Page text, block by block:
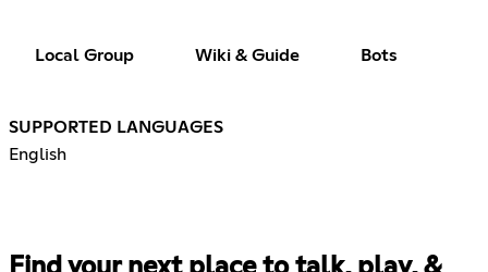
Local Group Wiki & Guide Bots
SUPPORTED LANGUAGES
English